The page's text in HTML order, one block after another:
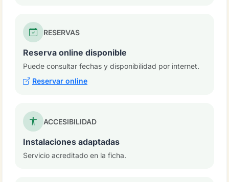
RESERVAS
Reserva online disponible
Puede consultar fechas y disponibilidad por internet.
Reservar online
ACCESIBILIDAD
Instalaciones adaptadas
Servicio acreditado en la ficha.